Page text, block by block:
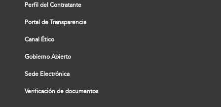
Perfil del Contratante
Portal de Transparencia
Canal Ético
Gobierno Abierto
Sede Electrónica
Verificación de documentos